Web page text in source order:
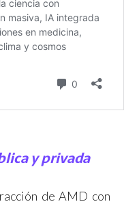
y privada
de AMD con